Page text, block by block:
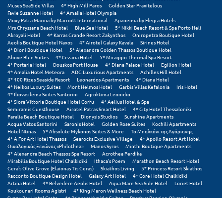
Πάργα
Παρνασσός
Πάρος
Πάτμος
Πάτρα
Παύλιανη
Πειραιάς
Πελοπόννησος
Πήλιο
Πιερία
Muses SeaSide Villas
4* High Mill Paros
Golden Star Praxitelous
Favie Suzanne Hotel
4* Amalia Hotel Olympia
Moxy Patra Marina by Marriott International
Apanemia by Flegra Hotels
Mrs Chryssana Beach Hotel
Blue Sea Hotel
5* Nikki Beach Resort & Spa Porto Heli
Akroyali Hotel
4* Karras Grande Resort Zakynthos
Oniropetra Boutique Hotel
Aeolis Boutique Hotel Naxos
4* Airotel Galaxy Kavala
Sirines Hotel
4* Dioni Boutique Hotel
5* Alexandra Golden Thassos Boutique Hotel
Above Blue Suites
4* Cezaria Hotel
5* Miraggio Thermal Spa Resort
4* Portaria Hotel
Douskos Port House 4* Diana Palace Hotel
Egilion Hotel
4* Amalia Hotel Meteora
ADG Luxurious Apartments
Achilles Hill Hotel
4* 100 Rizes Seaside Resort
Leonardos Apartments
4* Diana Hotel
4* Neikos Luxury Suites
Mont Helmos Hotel Garbis Villas Kefalonia
Iris Hotel
4* Iliovasilema Suites Santorini
Agroktima Leonidio
4* Siora Vittoria Boutique Hotel Corfu
4* Aelius Hotel & Spa
Semiramis Guesthouse
Airotel Patras Smart Hotel
4* City Hotel Thessaloniki
Paralia Beach Boutique Hotel
Dionysis Studios
Sunshine Apartments
Acqua Vatos Santorini
Saronis Hotel Golden Rose Suites
Kochili Apartments
Hotel Ntinas
5* Absolute Mykonos Suites & More
Το Μπαλκόνι της Αγόριανης
4* A For Art Hotel Thassos
Searocks Exclusive Village
4* Apollo Resort Art Hotel
Οικολογικός Ξενώνας «Philothea»
Manos Syros
Minthi Boutique Apartments
4* Alexandra Beach Thassos Spa Resort
Acrothea Perdika
Mirabilia Boutique Hotel Chalkidiki
Ithaca's Poem
Marathon Beach Resort Hotel
Gera's Olive Grove (Elaionas Tis Geras)
Skiathos Living
5* Princess Resort Skiathos
Racconto Boutique Design Hotel
Galaxy Art Hotel
4* Core Hotel Chalkidiki
Artina Hotel
4* Belvedere Aeolis Hotel Aqua Mare Sea Side Hotel
Loriet Hotel
Koukounari Rooms Agistri
4* King Maron Wellness Beach Hotel